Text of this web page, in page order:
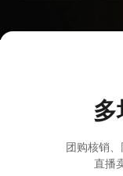
多
团购核销、
直播